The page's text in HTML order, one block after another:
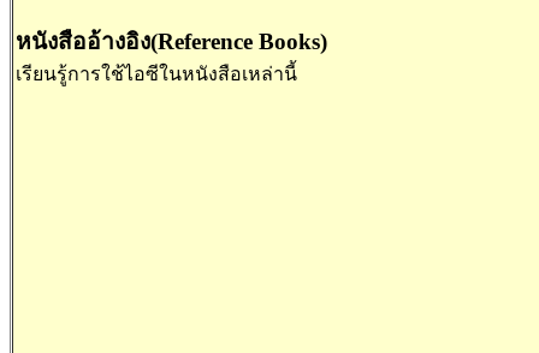
หนังสืออ้างอิง(Reference Books)
เรียนรู้การใช้ไอซีในหนังสือเหล่านี้